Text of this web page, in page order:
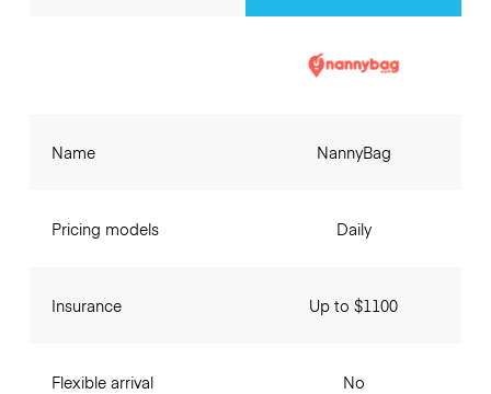
Name
Pricing models
Insurance
Flexible arrival
NannyBag
Daily
Up to $1100
No